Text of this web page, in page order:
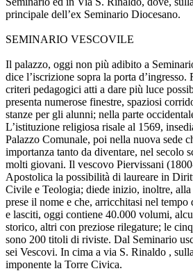
principale dell’ex Seminario Diocesano.
SEMINARIO VESCOVILE
Il palazzo, oggi non più adibito a
dice l’iscrizione sopra la porta d’ingresso.
criteri pedagogici atti a dare più luce
presenta numerose finestre, spaziosi
stanze per gli alunni; nella parte
L’istituzione religiosa risale al 1569,
Palazzo Comunale, poi nella nuova sede
importanza tanto da diventare, nel secolo
molti giovani. Il vescovo Piervissani
Apostolica la possibilità di laureare in
Civile e Teologia; diede inizio, inoltre,
prese il nome e che, arricchitasi nel
e lasciti, oggi contiene 40.000 volumi,
storico, altri con preziose rilegature; le
sono 200 titoli di riviste. Dal Seminario
sei Vescovi. In cima a via S. Rinaldo ,
imponente la Torre Civica.